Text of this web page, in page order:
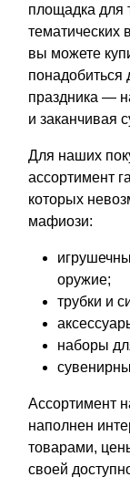
площадка для
тематических
вы можете
понадобиться
праздника —
и заканчивая
Для наших
ассортимент
которых
мафиози:
оружие;
трубки и
наборы
Ассортимент
наполнен
товарами,
своей